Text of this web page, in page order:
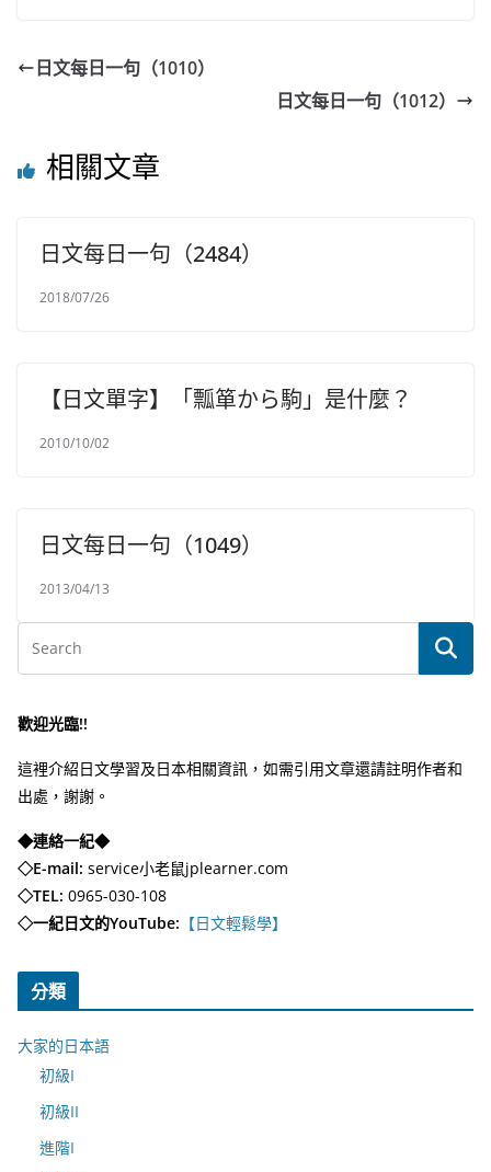
日文每日一句（1010）
日文每日一句（1012）
相關文章
日文每日一句（2484）
2018/07/26
【日文單字】「瓢箪から駒」是什麼？
2010/10/02
日文每日一句（1049）
2013/04/13
歡迎光臨!!
這裡介紹日文學習及日本相關資訊，如需引用文章還請註明作者和
出處，謝謝。
◆連絡一紀◆
◇E-mail: service小老鼠jplearner.com
◇TEL: 0965-030-108
◇一紀日文的YouTube: 【日文輕鬆學】
分類
大家的日本語
初級I
初級II
進階I